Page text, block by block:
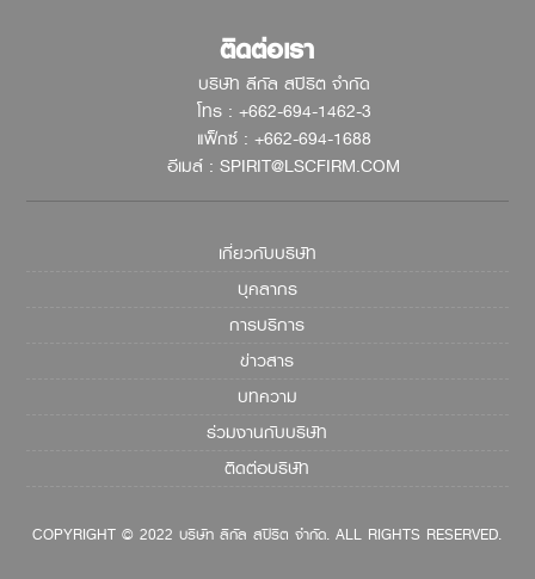
ติดต่อเรา
บริษัท ลีกัล สปิริต จำกัด
โทร : +662-694-1462-3
แฟ็กซ์ : +662-694-1688
อีเมล์ : SPIRIT@LSCFIRM.COM
เกี่ยวกับบริษัท
บุคลากร
การบริการ
ข่าวสาร
บทความ
ร่วมงานกับบริษัท
ติดต่อบริษัท
COPYRIGHT © 2022 บริษัท ลีกัล สปิริต จำกัด. ALL RIGHTS RESERVED.